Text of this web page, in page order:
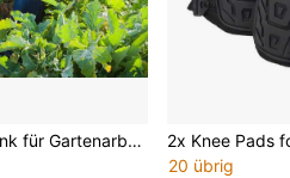
Outsunny Kniebank für Gartenarbeit klappbar Gartenhocker Werkzeugtaschen Polsterung Kniehilfe belastbar bis 150 kg Arbeitshocker Gartenbank zum Knien & Sitzen 58 x 28 x 49cm Dunkelgrün
20 übrig